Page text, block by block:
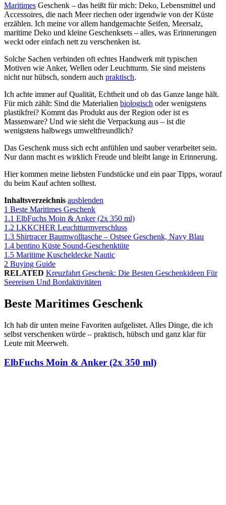
Maritimes Geschenk – das heißt für mich: Deko, Lebensmittel und
Accessoires, die nach Meer riechen oder irgendwie von der Küste
erzählen. Ich meine vor allem handgemachte Seifen, Meersalz,
maritime Deko und kleine Geschenksets – alles, was Erinnerungen
weckt oder einfach nett zu verschenken ist.
Solche Sachen verbinden oft echtes Handwerk mit typischen
Motiven wie Anker, Wellen oder Leuchtturm. Sie sind meistens
nicht nur hübsch, sondern auch praktisch.
Ich achte immer auf Qualität, Echtheit und ob das Ganze lange hält.
Für mich zählt: Sind die Materialien biologisch oder wenigstens
plastikfrei? Kommt das Produkt aus der Region oder ist es
Massenware? Und wie sieht die Verpackung aus – ist die
wenigstens halbwegs umweltfreundlich?
Das Geschenk muss sich echt anfühlen und sauber verarbeitet sein.
Nur dann macht es wirklich Freude und bleibt lange in Erinnerung.
Hier kommen meine liebsten Fundstücke und ein paar Tipps, worauf
du beim Kauf achten solltest.
Inhaltsverzeichnis ausblenden
1 Beste Maritimes Geschenk
1.1 ElbFuchs Moin & Anker (2x 350 ml)
1.2 LKKCHER Leuchtturmverschluss
1.3 Shirtracer Baumwolltasche – Ostsee Geschenk, Navy Blau
1.4 bentino Küste Sound-Geschenktüte
1.5 Maritime Kuscheldecke Nautic
2 Buying Guide
RELATED Kreuzfahrt Geschenk: Die Besten Geschenkideen Für
Seereisen Und Bordaktivitäten
Beste Maritimes Geschenk
Ich hab dir unten meine Favoriten aufgelistet. Alles Dinge, die ich
selbst verschenken würde – praktisch, hübsch und ganz klar für
Leute mit Meerweh.
ElbFuchs Moin & Anker (2x 350 ml)